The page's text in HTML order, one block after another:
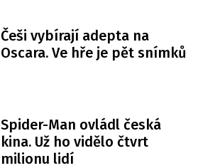
Češi vybírají adepta na
Oscara. Ve hře je pět snímků
Spider-Man ovládl česká
kina. Už ho vidělo čtvrt
milionu lidí